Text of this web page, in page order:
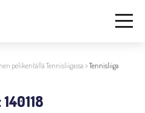
pelikentällä Tennisliigassa>Tennisliiga